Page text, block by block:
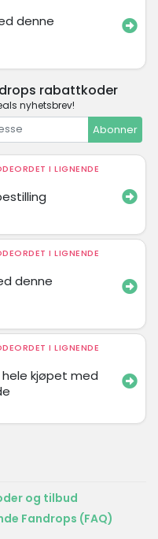
denne
rabattkoder
nyhetsbrev!
Abonner
I LIGNENDE
I LIGNENDE
denne
I LIGNENDE
hele kjøpet med
og tilbud
Fandrops (FAQ)